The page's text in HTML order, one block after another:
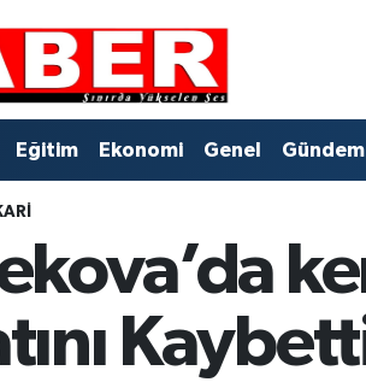
Eğitim Ekonomi Genel Gündem
Fikstür